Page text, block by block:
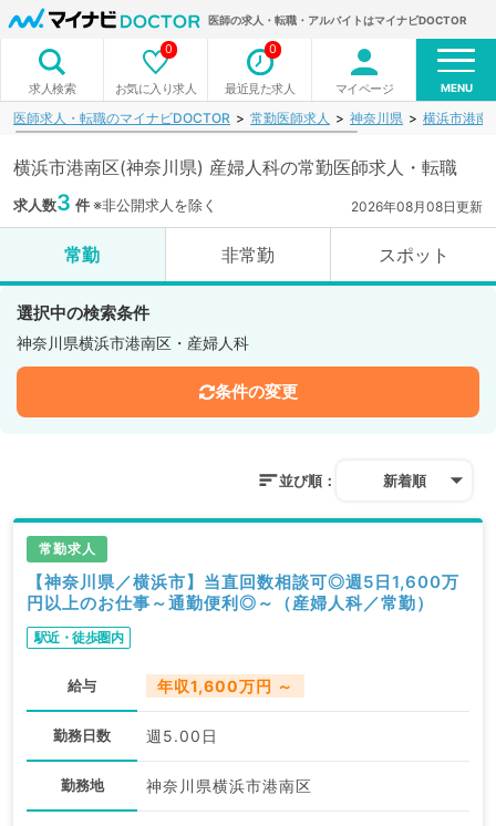
医師の求人・転職・アルバイトはマイナビDOCTOR
求人検索 お気に入り求人
0
最近見た求人
0
マイページ MENU
医師求人・転職のマイナビDOCTOR 常勤医師求人 神奈川県 横浜市港南
横浜市港南区(神奈川県) 産婦人科の常勤医師求人・転職
求人数3 件※非公開求人を除く 2026年08月08日更新
常勤 非常勤 スポット
選択中の検索条件
神奈川県横浜市港南区・産婦人科
条件の変更
並び順： 新着順
常勤求人
【神奈川県／横浜市】当直回数相談可◎週5日1,600万
円以上のお仕事～通勤便利◎～（産婦人科／常勤）
駅近・徒歩圏内
給与 年収1,600万円 ～
勤務日数 週5.00日
勤務地 神奈川県横浜市港南区